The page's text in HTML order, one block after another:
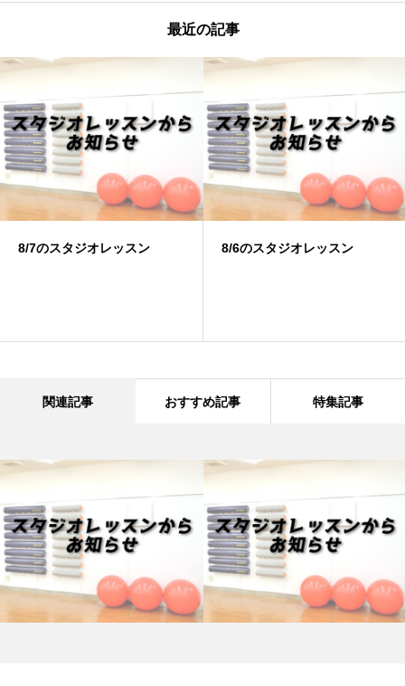
最近の記事
8/6のスタジオレッスン 8/4のスタジオレッスン
関連記事 おすすめ記事 特集記事